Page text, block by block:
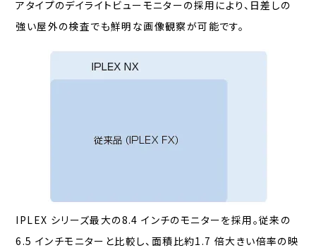
アタイプのデイライトビューモニターの採用により、日差しの
強い屋外の検査でも鮮明な画像観察が可能です。
IPLEX シリーズ最大の8.4 インチのモニターを採用。従来の
6.5 インチモニターと比較し、面積比約1.7 倍大きい倍率の映